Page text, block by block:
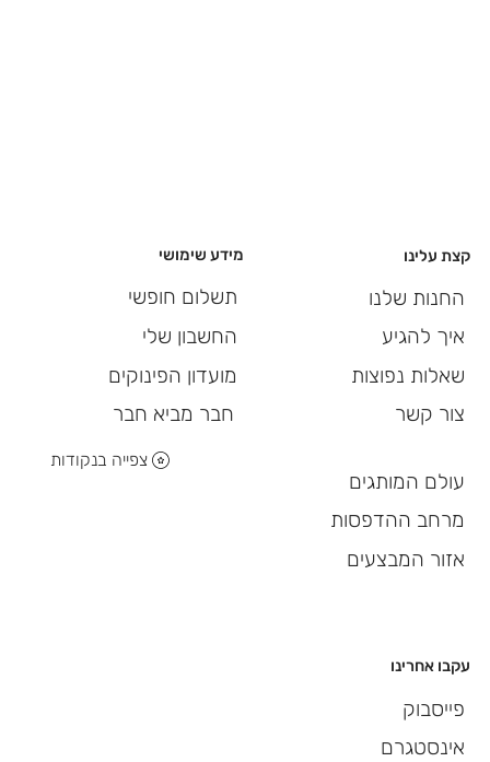
מידע שימושי
תשלום חופשי
החשבון שלי
מועדון הפינוקים
חבר מביא חבר
צפייה בנקודות
עקבו אחרינו
פייסבוק
אינסטגרם
קצת עלינו
החנות שלנו
איך להגיע
שאלות נפוצות
צור קשר
עולם המותגים
מרחב ההדפסות
אזור המבצעים